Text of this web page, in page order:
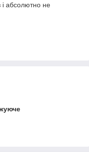
і абсолютно не